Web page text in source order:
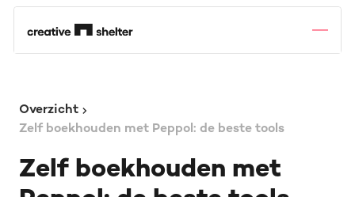
Overzicht
Zelf boekhouden met Peppol: de beste tools
Zelf boekhouden met